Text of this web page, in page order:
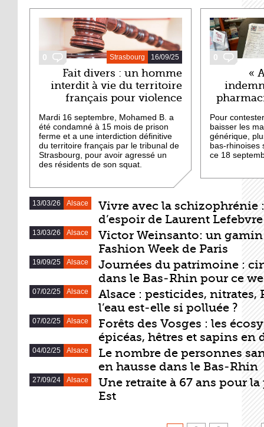
0 16/09/25
Strasbourg
Fait divers : un homme
interdit à vie du territoire
français pour violence
Mardi 16 septembre, Mohamed B. a
été condamné à 15 mois de prison
ferme et a une interdiction définitive
du territoire français par le tribunal de
Strasbourg, pour avoir agressé un
des résidents de son squat.
0
«
Pour
baisser les
générique,
bas-rhinoises
ce 18
DERNIERS ARTICLES
13/03/26 Alsace
Vivre avec la schizophrénie
d’espoir de Laurent Lefebvre
13/03/26 Alsace
Victor Weinsanto: un gamin
Fashion Week de Paris
19/09/25 Alsace
Journées du patrimoine :
dans le Bas-Rhin pour ce
07/02/25 Alsace
Alsace : pesticides, nitrates,
l’eau est-elle si polluée ?
07/02/25 Alsace
Forêts des Vosges : les
épicéas, hêtres et sapins en
04/02/25 Alsace
Le nombre de personnes
en hausse dans le Bas-Rhin
27/09/24 Alsace
Une retraite à 67 ans pour
Est